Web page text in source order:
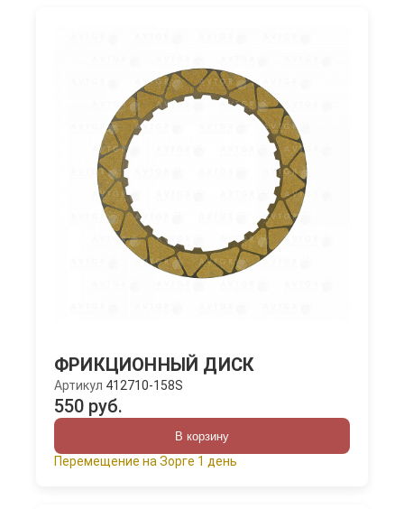
ФРИКЦИОННЫЙ ДИСК
Артикул 412710-158S
550 руб.
В корзину
Перемещение на Зорге 1 день